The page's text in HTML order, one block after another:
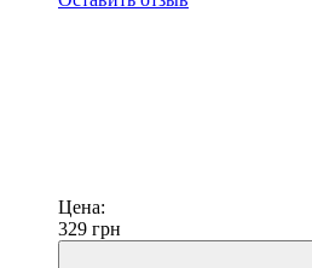
Цена:
329 грн